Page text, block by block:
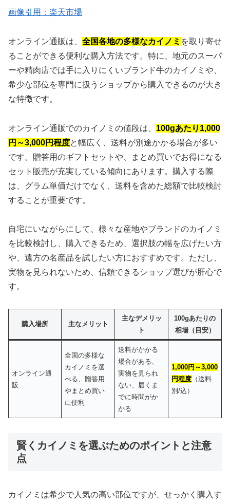
画像引用：楽天市場
オンライン通販は、 全国各地の多様なカイノミ を取り寄せ
ることができる便利な購入方法です。特に、地元のスーパ
ーや精肉店では手に入りにくいブランド牛のカイノミや、
希少な部位を専門に扱うショップから購入できるのが大き
な特徴です。
オンライン通販でのカイノミの値段は、 100gあたり1,000
円～3,000円程度と幅広く、送料が別途かかる場合が多い
です。贈答用のギフトセットや、まとめ買いでお得になる
セット販売が充実している傾向にあります。購入する際
は、グラム単価だけでなく、送料を含めた総額で比較検討
することが重要です。
自宅にいながらにして、様々な産地やブランドのカイノミ
を比較検討し、購入できるため、選択肢の幅を広げたい方
や、遠方の名産品を試したい方におすすめです。ただし、
実物を見られないため、信頼できるショップ選びが肝心で
す。
購入場所 主なメリット
主なデメリッ
ト
100gあたりの
相場（目安）
オンライン通
販
全国の多様な
カイノミを選
べる、贈答用
やまとめ買い
に便利
送料がかかる
場合がある、
実物を見られ
ない、届くま
でに時間がか
かる
1,000円～3,000
円程度 （送料
別/込）
賢くカイノミを選ぶためのポイントと注意
点
カイノミは希少で人気の高い部位ですが、せっかく購入す